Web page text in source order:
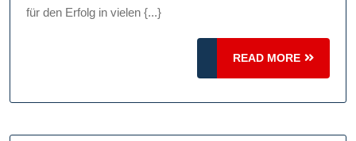
Teamarbeit
für den Erfolg in vielen {...}
READ MORE
READ
MORE